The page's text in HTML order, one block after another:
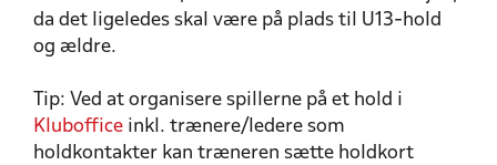
da det ligeledes skal være på plads til U13-hold
og ældre.
Tip: Ved at organisere spillerne på et hold i
Kluboffice inkl. trænere/ledere som
holdkontakter kan træneren sætte holdkort